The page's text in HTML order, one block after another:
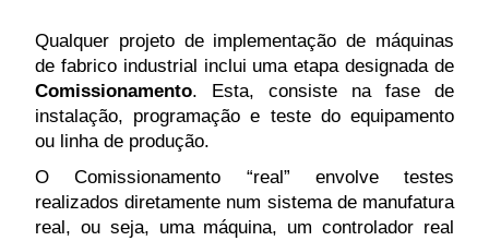
Qualquer projeto de implementação de máquinas
de fabrico industrial inclui uma etapa designada de
Comissionamento. Esta, consiste na fase de
instalação, programação e teste do equipamento
ou linha de produção.
O Comissionamento “real” envolve testes
realizados diretamente num sistema de manufatura
real, ou seja, uma máquina, um controlador real